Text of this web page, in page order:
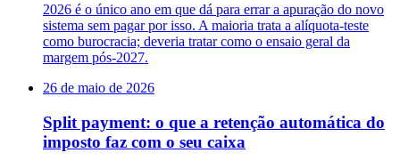
2026 é o único ano em que dá para errar a apuração do novo
sistema sem pagar por isso. A maioria trata a alíquota-teste
como burocracia; deveria tratar como o ensaio geral da
margem pós-2027.
26 de maio de 2026
Split payment: o que a retenção automática do
imposto faz com o seu caixa